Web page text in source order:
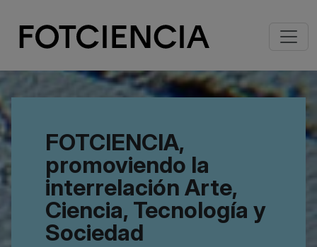
FOTCIENCIA,
promoviendo la
interrelación Arte,
Ciencia, Tecnología y
Sociedad